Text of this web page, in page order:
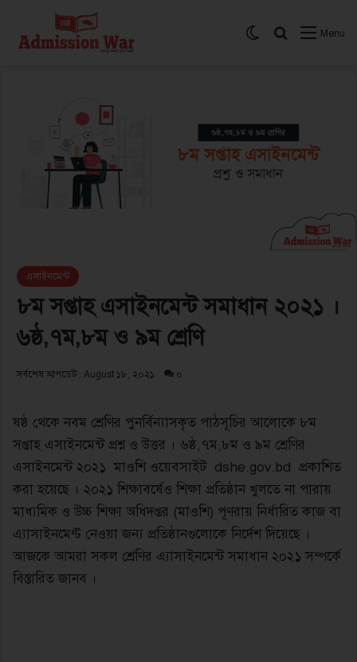
Menu
সার্চ করুন
Switch skin
এসাইনমেন্ট
৮ম সপ্তাহ এসাইনমেন্ট সমাধান ২০২১ ।
৬ষ্ঠ,৭ম,৮ম ও ৯ম শ্রেণি
সর্বশেষ আপডেট : August ১৮, ২০২১ ০
ষষ্ঠ থেকে নবম শ্রেণির পুনর্বিন্যাসকৃত পাঠসূচির আলােকে ৮ম
সপ্তাহ এসাইনমেন্ট প্রশ্ন ও উত্তর । ৬ষ্ঠ,৭ম,৮ম ও ৯ম শ্রেণির
এসাইনমেন্ট ২০২১ মাওশি ওয়েবসাইট dshe.gov.bd প্রকাশিত
করা হয়েছে । ২০২১ শিক্ষাবর্ষেও শিক্ষা প্রতিষ্ঠান খুলতে না পারায়
মাধ্যমিক ও উচ্চ শিক্ষা অধিদপ্তর (মাওশি) পূণরায় নির্ধারিত কাজ বা
এ্যাসাইনমেণ্ট নেওয়া জন্য প্রতিষ্ঠানগুলোকে নির্দেশ দিয়েছে ।
আজকে আমরা সকল শ্রেণির এ্যাসাইনমেন্ট সমাধান ২০২১ সম্পর্কে
বিস্তারিত জানব ।